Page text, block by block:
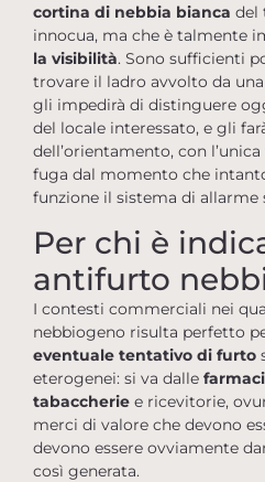
cortina di nebbia bianca del
innocua, ma che è talmente
la visibilità. Sono sufficienti
trovare il ladro avvolto da una
gli impedirà di distinguere
del locale interessato, e gli
dell’orientamento, con
fuga dal momento che
funzione il sistema di allarme
Per chi è
antifurto
I contesti commerciali nei
nebbiogeno risulta perfetto
eventuale tentativo di furto
eterogenei: si va dalle
tabaccherie e ricevitorie,
merci di valore che devono
devono essere ovviamente
così generata.